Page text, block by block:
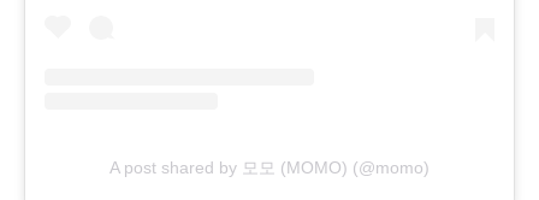
A post shared by 모모 (MOMO) (@momo)